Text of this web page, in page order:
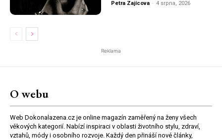
Petra Zajícova - 4 srpna, 2026
Reklama
O webu
Web Dokonalazena.cz je online magazín zaměřený na ženy všech
věkových kategorií. Nabízí inspiraci v oblasti životního stylu, zdraví,
vztahů, módy i osobního rozvoje. Každý den přináší nové články,